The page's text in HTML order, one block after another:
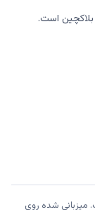
بلاکچین است.
میزبانی شده روی